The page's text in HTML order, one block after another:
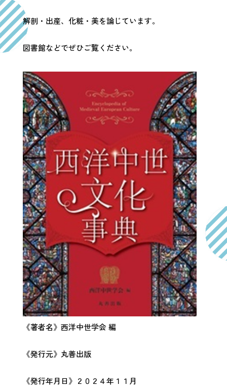
解剖・出産、化粧・美を論じています。
図書館などでぜひご覧ください。
《著者名》西洋中世学会 編
《発行元》丸善出版
《発行年月日》２０２４年１１月